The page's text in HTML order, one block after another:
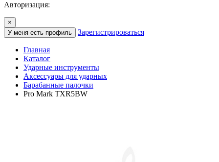
Авторизация:
×
У меня есть профиль
Зарегистрироваться
Главная
Каталог
Ударные инструменты
Аксессуары для ударных
Барабанные палочки
Pro Mark TXR5BW